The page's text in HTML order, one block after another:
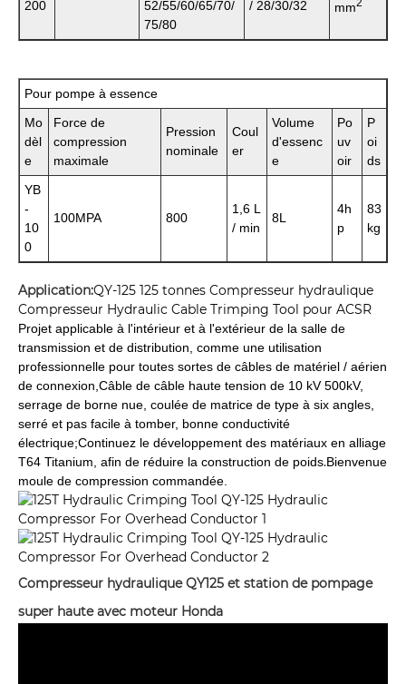
200
52/55/60/65/70/
75/80
/ 28/30/32 mm
Pour pompe à essence
Mo
dèl
e
Force de
compression
maximale
Pression
nominale
Coul
er
Volume
d'essenc
e
Po
uv
oir
P
oi
ds
YB
-
10
0
100MPA 800
1,6 L
/ min
8L
4h
p
83
kg
Application:QY-125 125 tonnes Compresseur hydraulique
Compresseur Hydraulic Cable Trimping Tool pour ACSR
Projet applicable à l'intérieur et à l'extérieur de la salle de
transmission et de distribution, comme une utilisation
professionnelle pour toutes sortes de câbles de matériel / aérien
de connexion, Câble de câble haute tension de 10 kV 500kV,
serrage de borne nue, coulée de matrice de type à six angles,
serré et pas facile à tomber, bonne conductivité
électrique;Continuez le développement des matériaux en alliage
T64 Titanium, afin de réduire la construction de poids.Bienvenue
moule de compression commandée.
Compresseur hydraulique QY125 et station de pompage
super haute avec moteur Honda